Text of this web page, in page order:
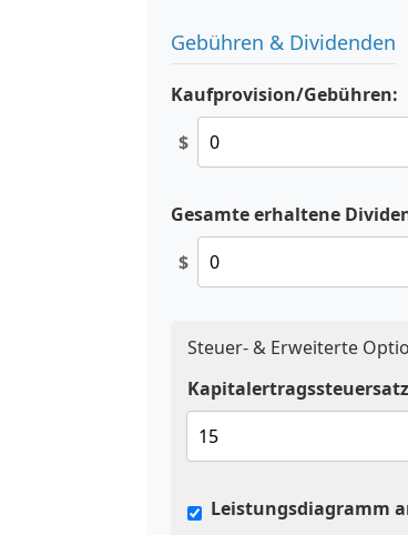
Gebühren & Dividenden
Kaufprovision/Gebühren:
$
Gesamte erhaltene
$
Steuer- & Erweiterte
Kapitalertragssteuersatz
Leistungsdiagramm